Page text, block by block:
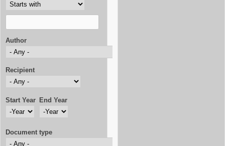
Author
Recipient
Start Year
Start Year
Year
End Year
End Year
Year
Document type